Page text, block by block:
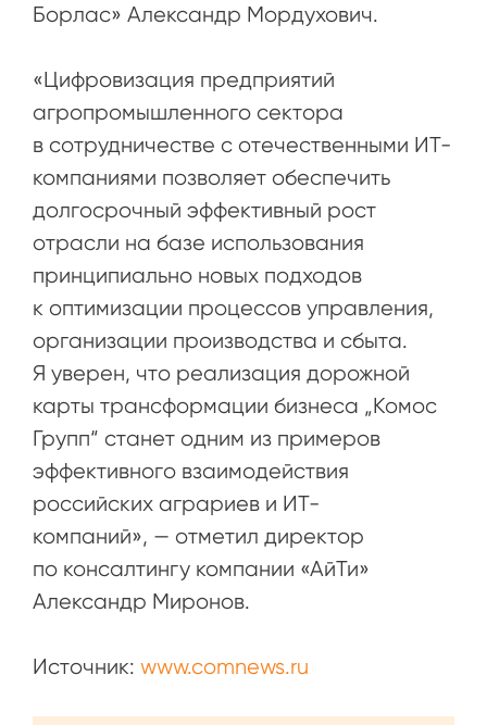
Борлас» Александр Мордухович.
«Цифровизация предприятий
агропромышленного сектора
в сотрудничестве с отечественными ИТ-
компаниями позволяет обеспечить
долгосрочный эффективный рост
отрасли на базе использования
принципиально новых подходов
к оптимизации процессов управления,
организации производства и сбыта.
Я уверен, что реализация дорожной
карты трансформации бизнеса „Комос
Групп“ станет одним из примеров
эффективного взаимодействия
российских аграриев и ИТ-
компаний», — отметил директор
по консалтингу компании «АйТи»
Александр Миронов.
Источник: www.comnews.ru